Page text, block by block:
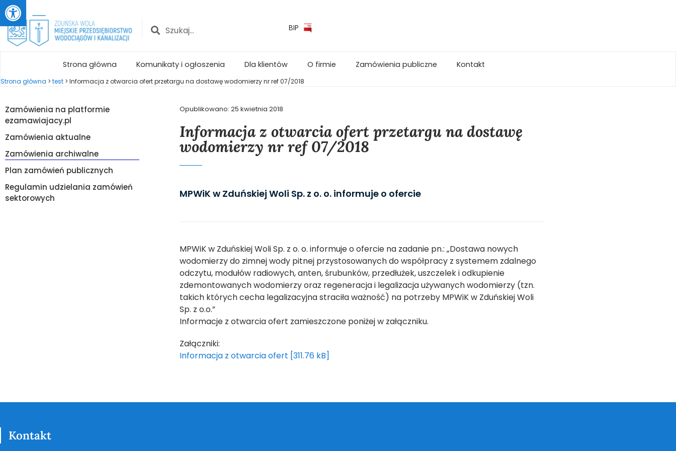
BIP
Strona główna Komunikaty i ogłoszenia Dla klientów O firmie Zamówienia publiczne Kontakt
Strona główna > test > Informacja z otwarcia ofert przetargu na dostawę wodomierzy nr ref 07/2018
Zamówienia na platformie
ezamawiajacy.pl
Zamówienia aktualne
Zamówienia archiwalne
Plan zamówień publicznych
Regulamin udzielania zamówień
sektorowych
Opublikowano:25 kwietnia 2018
Informacja z otwarcia ofert przetargu na dostawę
wodomierzy nr ref 07/2018
MPWiK w Zduńskiej Woli Sp. z o. o. informuje o ofercie
MPWiK w Zduńskiej Woli Sp. z o. o. informuje o ofercie na zadanie pn.: „Dostawa nowych
wodomierzy do zimnej wody pitnej przystosowanych do współpracy z systemem zdalnego
odczytu, modułów radiowych, anten, śrubunków, przedłużek, uszczelek i odkupienie
zdemontowanych wodomierzy oraz regeneracja i legalizacja używanych wodomierzy (tzn.
takich których cecha legalizacyjna straciła ważność) na potrzeby MPWiK w Zduńskiej Woli
Sp. z o.o.”
Informacje z otwarcia ofert zamieszczone poniżej w załączniku.
Załączniki:
Informacja z otwarcia ofert [311.76 kB]
Kontakt